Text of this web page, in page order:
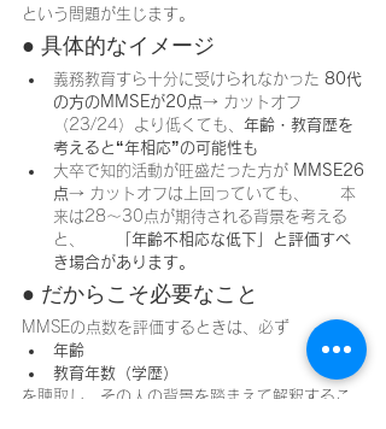
という問題が生じます。
● 具体的なイメージ
義務教育すら十分に受けられなかった 80代
の方のMMSEが20点→ カットオフ
（23/24）より低くても、 年齢・教育歴を
考えると“年相応”の可能性も
大卒で知的活動が旺盛だった方が MMSE26
点→ カットオフは上回っていても、　　本
来は28〜30点が期待される背景を考える
と、
「年齢不相応な低下」と評価すべ
き場合があります。
● だからこそ必要なこと
MMSEの点数を評価するときは、必ず
年齢
教育年数（学歴）
を聴取し、その人の背景を踏まえて解釈するこ